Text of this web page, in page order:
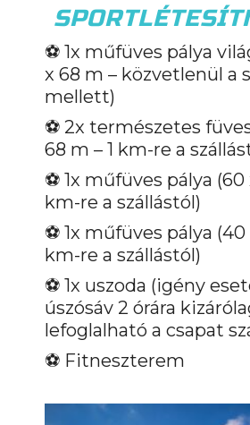
⚽️ 1x műfüves pálya
x 68 m – közvetlenül a
mellett)
⚽️ 2x természetes
68 m – 1 km-re a
⚽️ 1x műfüves pálya (60
km-re a szállástól)
⚽️ 1x műfüves pálya (40
km-re a szállástól)
⚽️ 1x uszoda (igény
úszósáv 2 órára
lefoglalható a csapat
⚽️ Fitneszterem